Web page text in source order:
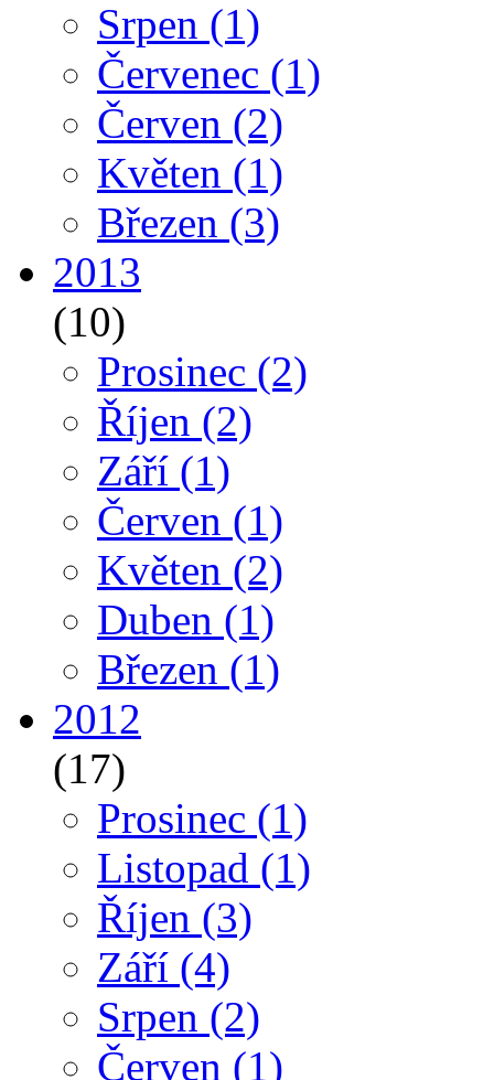
Srpen (1)
Červenec (1)
Červen (2)
Květen (1)
Březen (3)
2013
(10)
Prosinec (2)
Říjen (2)
Září (1)
Červen (1)
Květen (2)
Duben (1)
Březen (1)
2012
(17)
Prosinec (1)
Listopad (1)
Říjen (3)
Září (4)
Srpen (2)
Červen (1)